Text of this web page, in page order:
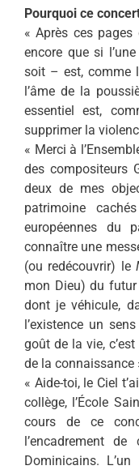
Pourquoi ce
« Après ces pages
encore que si
soit – est, comme
l’âme de la
essentiel est,
supprimer la
« Merci à
des compositeurs
deux de mes
patrimoine
européennes du
connaître une
(ou redécouvrir) le
mon Dieu) du
dont je véhicule,
l’existence un
goût de la vie,
de la connaissance
« Aide-toi, le Ciel
collège, l’École
cours de ce
l’encadrement
Dominicains.